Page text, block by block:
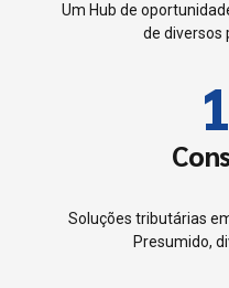
5
6
7
Um Hub de
de diversos
1
Soluções tributárias
Presumido,
0
1
0